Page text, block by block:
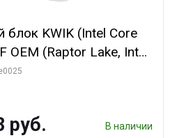
блок KWIK (Intel Core
OEM (Raptor Lake, Intel
6PC/ 32 ГБ ОЗУ (2
ГБ SSD)
руб. В наличии